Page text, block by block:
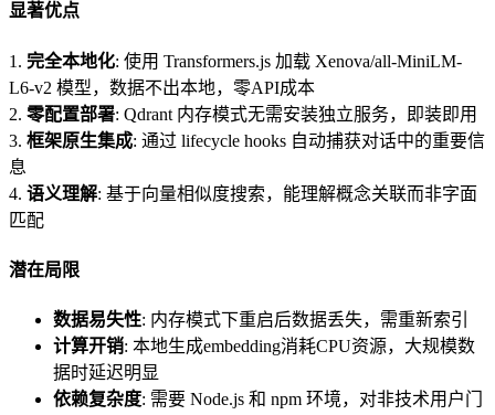
显著优点
1. 完全本地化: 使用 Transformers.js 加载 Xenova/all-MiniLM-
L6-v2 模型，数据不出本地，零API成本
2. 零配置部署: Qdrant 内存模式无需安装独立服务，即装即用
3. 框架原生集成: 通过 lifecycle hooks 自动捕获对话中的重要信
息
4. 语义理解: 基于向量相似度搜索，能理解概念关联而非字面
匹配
潜在局限
数据易失性: 内存模式下重启后数据丢失，需重新索引
计算开销: 本地生成embedding消耗CPU资源，大规模数
据时延迟明显
依赖复杂度: 需要 Node.js 和 npm 环境，对非技术用户门